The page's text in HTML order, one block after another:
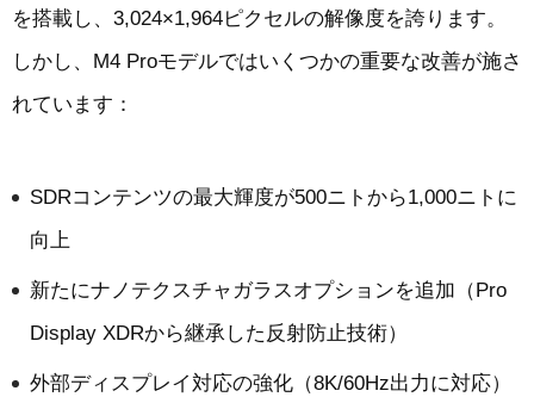
を搭載し、3,024×1,964ピクセルの解像度を誇ります。
しかし、M4 Proモデルではいくつかの重要な改善が施さ
れています：
SDRコンテンツの最大輝度が500ニトから1,000ニトに
向上
新たにナノテクスチャガラスオプションを追加（Pro
Display XDRから継承した反射防止技術）
外部ディスプレイ対応の強化（8K/60Hz出力に対応）